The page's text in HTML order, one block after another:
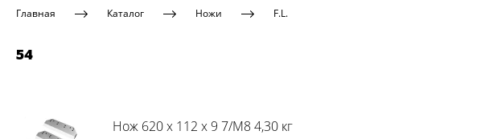
Главная Каталог Ножи F.L.
54
Нож 620 x 112 x 9 7/M8 4,30 кг